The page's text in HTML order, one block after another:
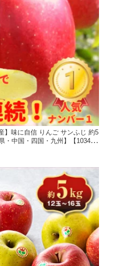
】味に自信 りんご サンふじ 約5
・中国・四国・九州】【103408